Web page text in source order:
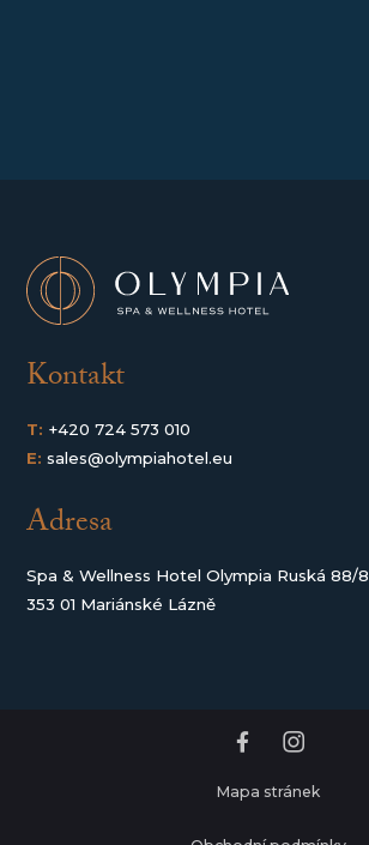
Kontakt
T: +420 724 573 010
E: sales@olympiahotel.eu
Adresa
Spa & Wellness Hotel Olympia Ruská 88/8
353 01 Mariánské Lázně
Mapa stránek